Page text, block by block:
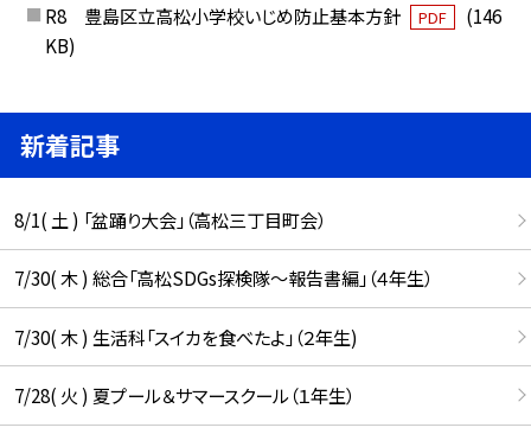
R8 豊島区立高松小学校いじめ防止基本方針
PDF
(146
KB)
新着記事
8/1( 土 ) 「盆踊り大会」（高松三丁目町会）
7/30( 木 ) 総合「高松SDGs探検隊〜報告書編」（４年生）
7/30( 木 ) 生活科「スイカを食べたよ」（２年生)
7/28( 火 ) 夏プール＆サマースクール（１年生）